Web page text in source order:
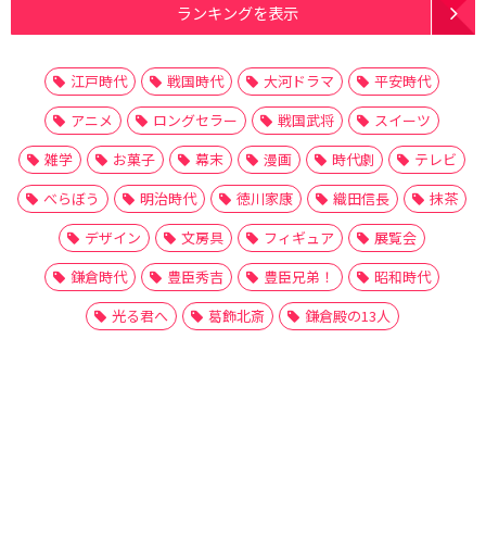
ランキングを表示
江戸時代 戦国時代 大河ドラマ
平安時代
アニメ
ロングセラー 戦国武将
スイーツ
雑学
お菓子 幕末 漫画 時代劇
テレビ
べらぼう
明治時代 徳川家康 織田信長
抹茶
デザイン
文房具 フィギュア
展覧会
鎌倉時代
豊臣秀吉 豊臣兄弟！
昭和時代
光る君へ
葛飾北斎 鎌倉殿の13人